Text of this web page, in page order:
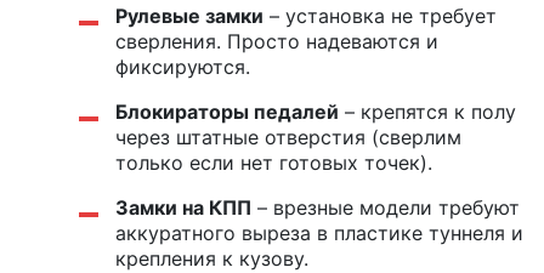
Рулевые замки – установка не требует
сверления. Просто надеваются и
фиксируются.
Блокираторы педалей – крепятся к полу
через штатные отверстия (сверлим
только если нет готовых точек).
Замки на КПП – врезные модели требуют
аккуратного выреза в пластике туннеля и
крепления к кузову.